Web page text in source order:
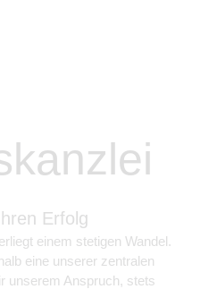
Erfolg
einem stetigen Wandel.
eine unserer zentralen
unserem Anspruch, stets